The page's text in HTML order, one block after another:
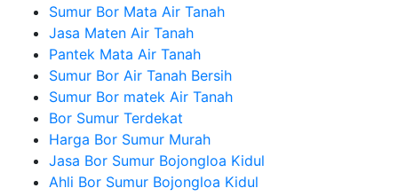
Sumur Bor Mata Air Tanah
Jasa Maten Air Tanah
Pantek Mata Air Tanah
Sumur Bor Air Tanah Bersih
Sumur Bor matek Air Tanah
Bor Sumur Terdekat
Harga Bor Sumur Murah
Jasa Bor Sumur Bojongloa Kidul
Ahli Bor Sumur Bojongloa Kidul